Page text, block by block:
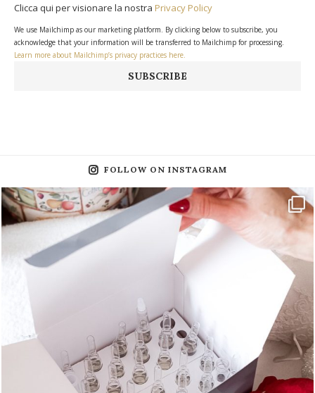
Clicca qui per visionare la nostra Privacy Policy
We use Mailchimp as our marketing platform. By clicking below to subscribe, you
acknowledge that your information will be transferred to Mailchimp for processing.
Learn more about Mailchimp’s privacy practices here.
FOLLOW ON INSTAGRAM